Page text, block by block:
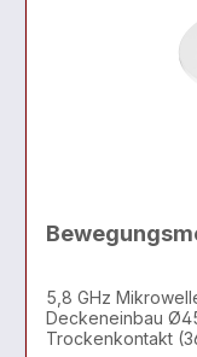
5,8 GHz
Deckeneinbau
Trockenkontakt